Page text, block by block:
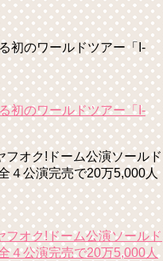
初のワールドツアー「I-
初のワールドツアー「I-
オク!ドーム公演ソールド
４公演完売で20万5,000人
オク!ドーム公演ソールド
４公演完売で20万5,000人